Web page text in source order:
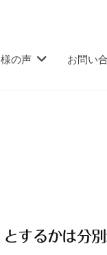
の声 お問い
するかは分